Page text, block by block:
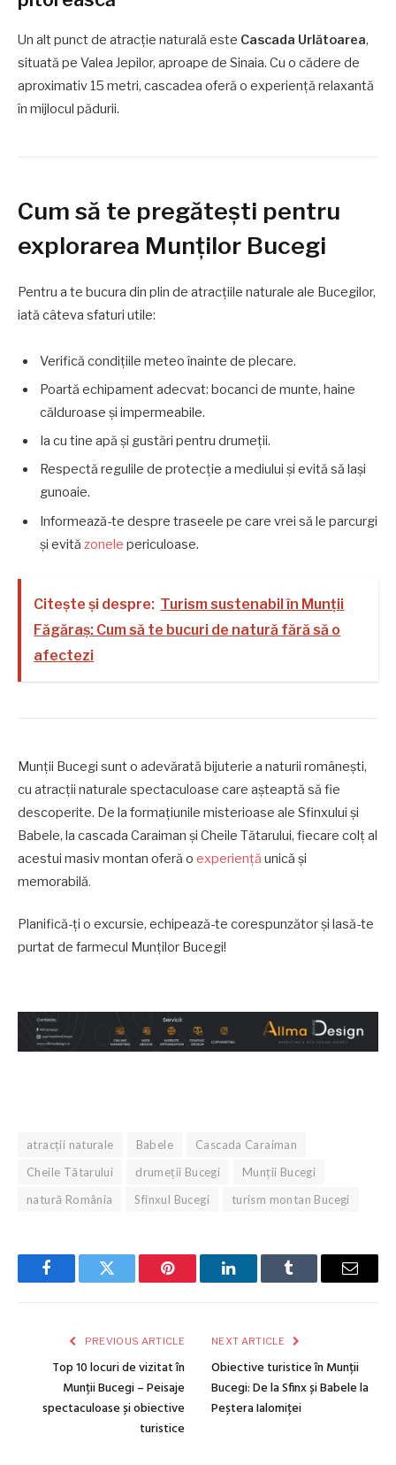
Un alt punct de atracție naturală este Cascada Urlătoarea,
situată pe Valea Jepilor, aproape de Sinaia. Cu o cădere de
aproximativ 15 metri, cascadea oferă o experiență relaxantă
în mijlocul pădurii.
Cum să te pregătești pentru
explorarea Munților Bucegi
Pentru a te bucura din plin de atracțiile naturale ale Bucegilor,
iată câteva sfaturi utile:
Verifică condițiile meteo înainte de plecare.
Poartă echipament adecvat: bocanci de munte, haine
călduroase și impermeabile.
Ia cu tine apă și gustări pentru drumeții.
Respectă regulile de protecție a mediului și evită să lași
gunoaie.
Informează-te despre traseele pe care vrei să le parcurgi
și evită zonele periculoase.
Citește și despre: Turism sustenabil în Munții
Făgăraș: Cum să te bucuri de natură fără să o
afectezi
Munții Bucegi sunt o adevărată bijuterie a naturii românești,
cu atracții naturale spectaculoase care așteaptă să fie
descoperite. De la formațiunile misterioase ale Sfinxului și
Babele, la cascada Caraiman și Cheile Tătarului, fiecare colț al
acestui masiv montan oferă o experiență unică și
memorabilă.
Planifică-ți o excursie, echipează-te corespunzător și lasă-te
purtat de farmecul Munților Bucegi!
atracții naturale Babele
Cascada Caraiman
Cheile Tătarului
drumeții Bucegi
Munții Bucegi
natură România
Sfinxul Bucegi turism montan Bucegi
FacebookTwitter Pinterest LinkedInTumblr Email
PREVIOUS ARTICLE
Top 10 locuri de vizitat în
Munții Bucegi – Peisaje
spectaculoase și obiective
turistice
NEXT ARTICLE
Obiective turistice în Munții
Bucegi: De la Sfinx și Babele la
Peștera Ialomiței